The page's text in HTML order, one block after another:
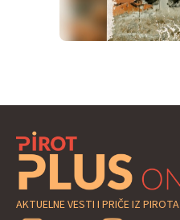
AKTUELNE VESTI I PRIČE IZ PIROTA